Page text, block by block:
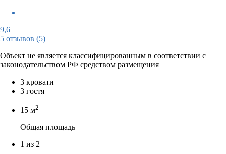
9,6
5 отзывов (5)
Объект не является классифицированным в соответствии с
законодательством РФ средством размещения
3 кровати
3 гостя
15 м2
Общая площадь
1 из 2